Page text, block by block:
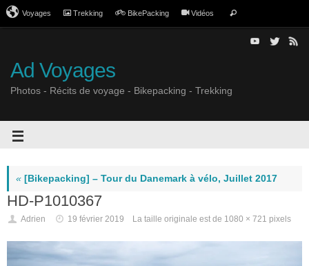
Voyages Trekking BikePacking Vidéos
Ad Voyages
Photos - Récits de voyage - Bikepacking - Trekking
« [Bikepacking] – Tour du Danemark à vélo, Juillet 2017
HD-P1010367
Adrien 19 février 2019 La taille originale est de 1080 × 721 pixels